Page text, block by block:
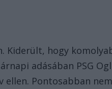
Kiderült, hogy
adásában PSG
ellen. Pontosabban